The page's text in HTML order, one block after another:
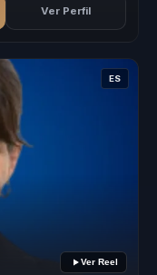
Ver Perfil
ES
Ver Reel